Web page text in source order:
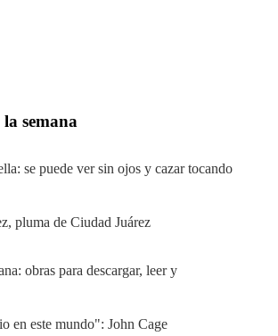
semana
se puede ver sin ojos y cazar tocando
pluma de Ciudad Juárez
obras para descargar, leer y
en este mundo": John Cage